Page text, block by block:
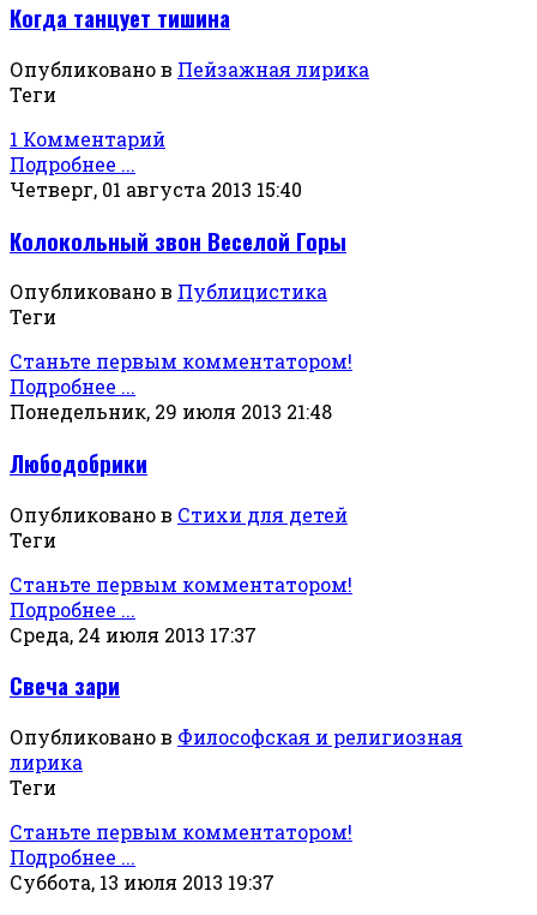
Когда танцует тишина
Опубликовано в Пейзажная лирика
Теги
1 Комментарий
Подробнее ...
Четверг, 01 августа 2013 15:40
Колокольный звон Веселой Горы
Опубликовано в Публицистика
Теги
Станьте первым комментатором!
Подробнее ...
Понедельник, 29 июля 2013 21:48
Любодобрики
Опубликовано в Стихи для детей
Теги
Станьте первым комментатором!
Подробнее ...
Среда, 24 июля 2013 17:37
Свеча зари
Опубликовано в Философская и религиозная
лирика
Теги
Станьте первым комментатором!
Подробнее ...
Суббота, 13 июля 2013 19:37